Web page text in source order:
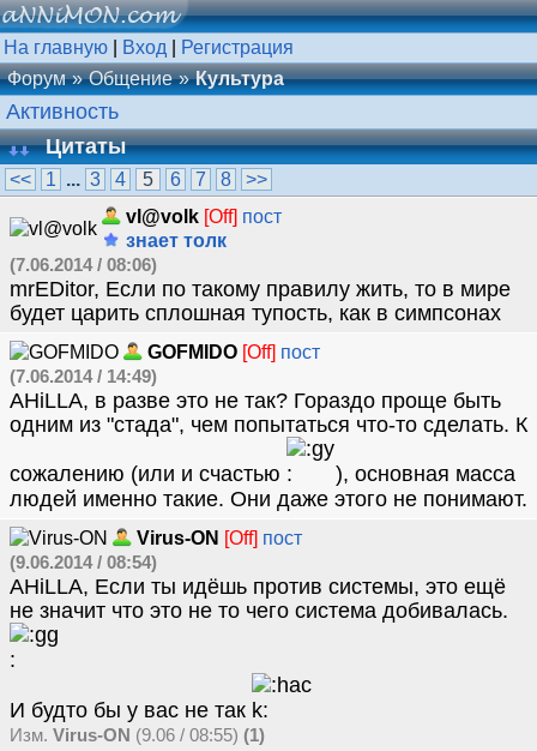
На главную Вход
Регистрация
Форум
Общение Культура
Активность
Цитаты
<< 1 ... 3 4 5 6 7 8
>>
vl@volk [Off] пост
знает толк
(7.06.2014 / 08:06)
mrEDitor, Если по такому правилу жить, то в мире
будет царить сплошная тупость, как в симпсонах
GOFMIDO [Off] пост
(7.06.2014 / 14:49)
AHiLLA, в разве это не так? Гораздо проще быть
одним из "стада", чем попытаться что-то сделать. К
сожалению (или и счастью
), основная масса
людей именно такие. Они даже этого не понимают.
Virus-ON [Off] пост
(9.06.2014 / 08:54)
AHiLLA, Если ты идёшь против системы, это ещё
не значит что это не то чего система добивалась.
И будто бы у вас не так
Изм. Virus-ON (9.06 / 08:55) (1)